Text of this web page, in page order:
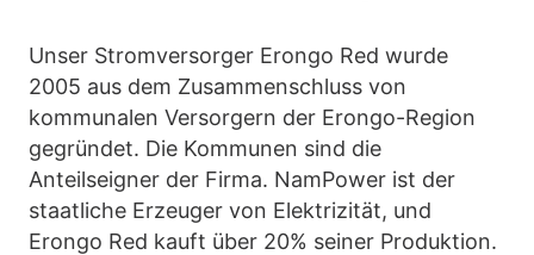
Unser Stromversorger Erongo Red wurde
2005 aus dem Zusammenschluss von
kommunalen Versorgern der Erongo-Region
gegründet. Die Kommunen sind die
Anteilseigner der Firma. NamPower ist der
staatliche Erzeuger von Elektrizität, und
Erongo Red kauft über 20% seiner Produktion.